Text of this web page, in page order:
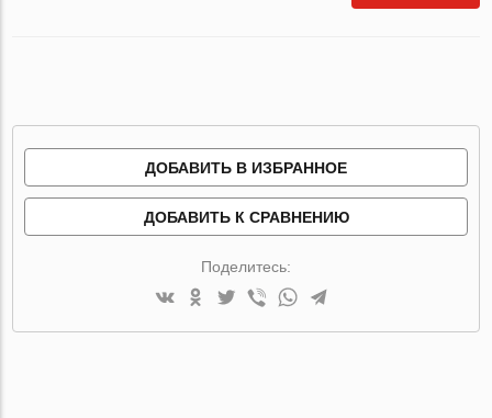
ДОБАВИТЬ В ИЗБРАННОЕ
ДОБАВИТЬ К СРАВНЕНИЮ
Поделитесь: